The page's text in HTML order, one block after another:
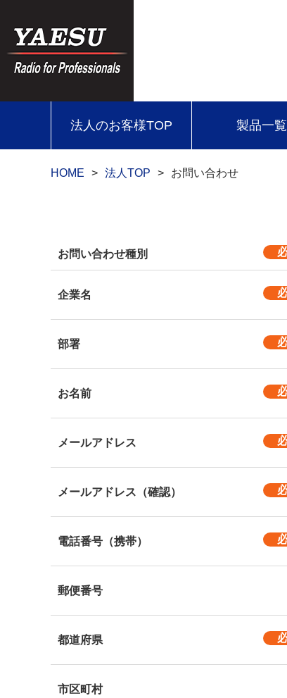
法人のお客様TOP 製品一覧
HOME 法人TOP お問い合わせ
お問い合わせ種別
企業名
部署
お名前
メールアドレス
メールアドレス（確認）
電話番号（携帯）
郵便番号
都道府県
市区町村